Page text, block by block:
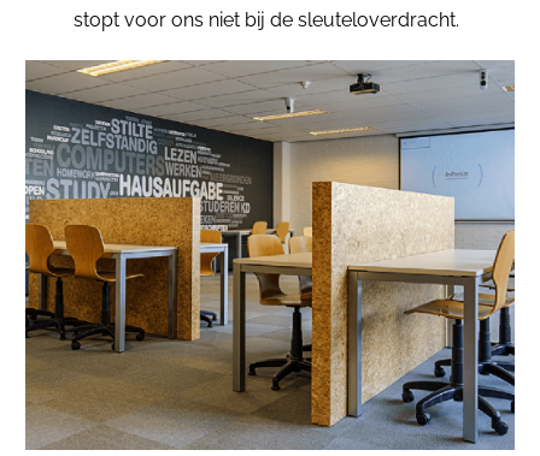
stopt voor ons niet bij de sleuteloverdracht.